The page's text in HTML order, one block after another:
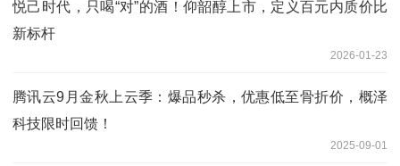
悦己时代，只喝“对”的酒！仰韶醇上市，定义百元内质价比
新标杆
2026-01-23
腾讯云9月金秋上云季：爆品秒杀，优惠低至骨折价，概泽
科技限时回馈！
2025-09-01